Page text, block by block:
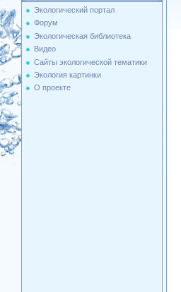
Экологический портал
Форум
Экологическая библиотека
Видео
Сайты экологической тематики
Экология картинки
О проекте